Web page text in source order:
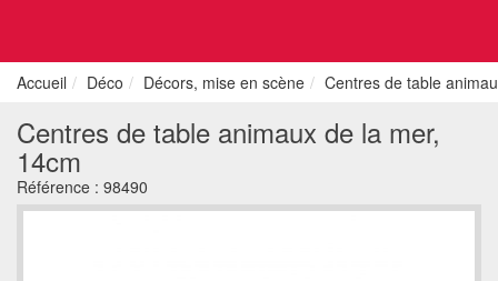
Accueil Déco Décors, mise en scène Centres de table
Centres de table animaux de la mer,
14cm
Référence : 98490